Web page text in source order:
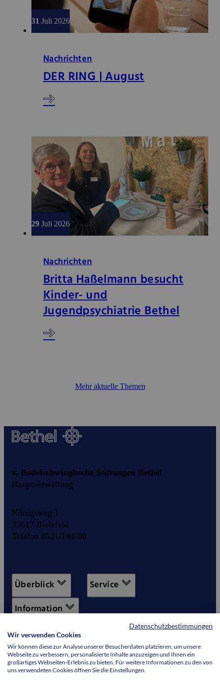
31 Juli 2026
Nachrichten
DER RING | August
29 Juli 2026
Nachrichten
Britta Haßelmann besucht
Kinder- und
Jugendpsychiatrie Bethel
Mehr aktuelle Themen
v. Bodelschwinghsche Stiftungen Bethel
Hauptverwaltung
Königsweg 1
33617 Bielefeld
Telefon 0521/144-00
Überblick
Service
Information
Datenschutzbestimmungen
Wir verwenden Cookies
Wir können diese zur Analyse unserer Besucherdaten platzieren, um unsere
Webseite zu verbessern, personalisierte Inhalte anzuzeigen und Ihnen ein
großartiges Webseiten-Erlebnis zu bieten. Für weitere Informationen zu den von
uns verwendeten Cookies öffnen Sie die Einstellungen.